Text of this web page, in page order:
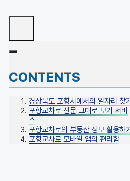
CONTENTS
경상북도 포항시에서의 일자리 찾기
포항교차로 신문 그대로 보기 서비
스
포항교차로의 부동산 정보 활용하기
포항교차로 모바일 앱의 편리함